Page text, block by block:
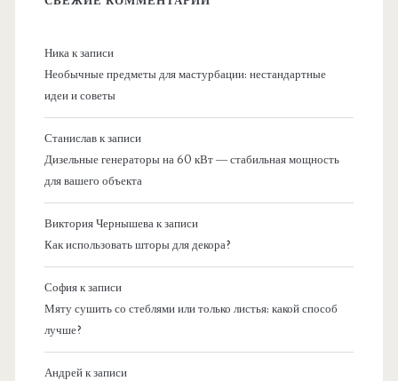
Никак записи
Необычные предметы для мастурбации: нестандартные
идеи и советы
Станиславк записи
Дизельные генераторы на 60 кВт — стабильная мощность
для вашего объекта
Виктория Чернышевак записи
Как использовать шторы для декора?
Софияк записи
Мяту сушить со стеблями или только листья: какой способ
лучше?
Андрейк записи